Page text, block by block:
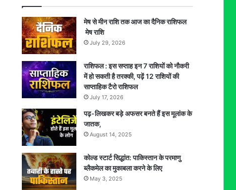
मेष से मीन राशि तक आज का दैनिक राशिफल
मेष राशि
July 29, 2026
राशिफल : इस सप्ताह इन 7 राशियों को नौकरी
में हो सकती है तरक्की, पढ़ें 12 राशियों की
साप्ताहिक टैरो राशिफल
July 17, 2026
पढ़-लिखकर बड़े अफसर बनते हैं इस मूलांक के
जातक,
August 14, 2025
कोल्ड स्टार्ट सिद्धांत: पाकिस्तान के परमाणु
ब्लैकमेल का मुकाबला करने के लिए
May 3, 2025